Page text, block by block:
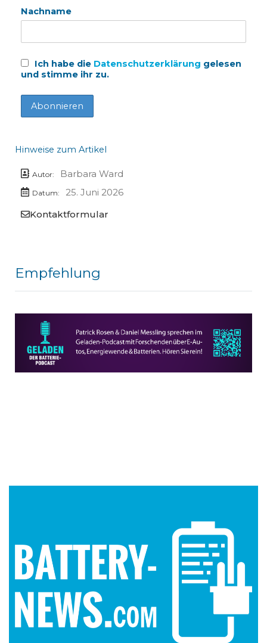
Nachname
Ich habe die Datenschutzerklärung gelesen
und stimme ihr zu.
Hinweise zum Artikel
Autor: Barbara Ward
Datum:
25. Juni 2026
Kontaktformular
Empfehlung